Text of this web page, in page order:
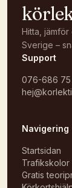
Hitta,
Sverige –
Support
076-686 75
Navigering
Startsidan
Trafikskolor
Gratis